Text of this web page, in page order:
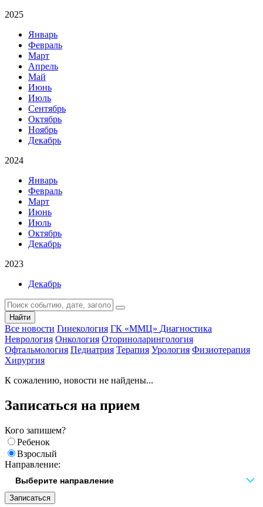
2025
Январь
Февраль
Март
Апрель
Май
Июнь
Июль
Сентябрь
Октябрь
Ноябрь
Декабрь
2024
Январь
Февраль
Март
Июнь
Июль
Октябрь
Декабрь
2023
Декабрь
Найти
Все новости Гинекология ГК «ММЦ» Диагностика
Неврология Онкология Оториноларингология
Офтальмология Педиатрия Терапия Урология Физиотерапия
Хирургия
К сожалению, новости не найдены...
Записаться на прием
Кого запишем?
Ребенок
Взрослый
Направление:
Записаться